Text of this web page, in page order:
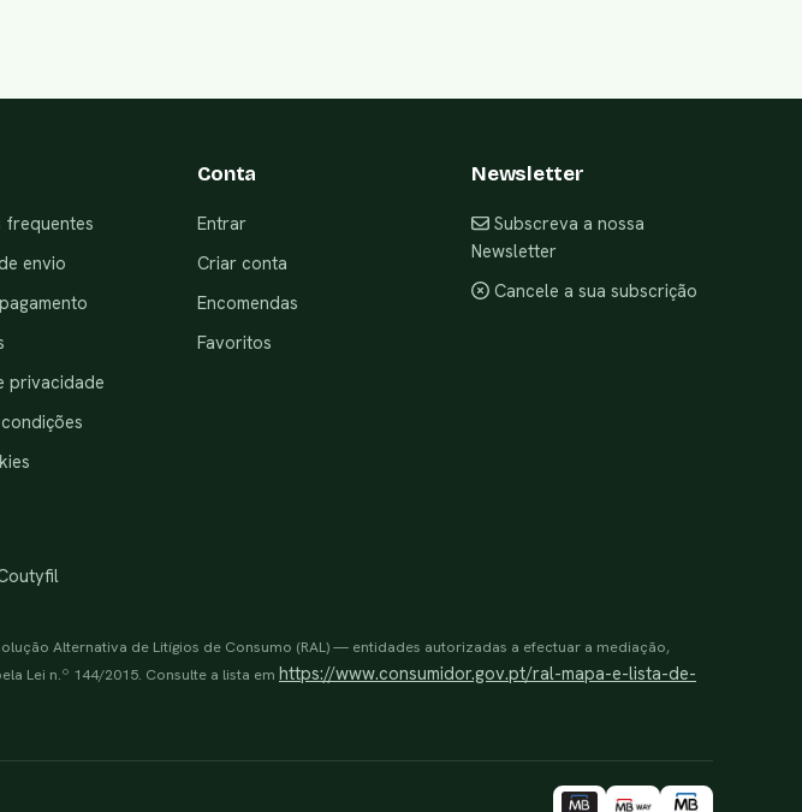
frequentes
envio
privacidade
Conta
Entrar
Criar conta
Encomendas
Favoritos
Newsletter
Subscreva a nossa
Newsletter
Cancele a sua subscrição
Alternativa de Litígios de Consumo (RAL) — entidades autorizadas a efectuar a mediação,
Lei n.º 144/2015. Consulte a lista em https://www.consumidor.gov.pt/ral-mapa-e-lista-de-